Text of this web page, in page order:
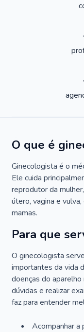
O que é
Ginecologista é o
Ele cuida
reprodutor da
útero, vagina e
mamas.
Para que
O ginecologista
importantes da vida
doenças do
dúvidas e realizar
faz para entender
Acompanhar